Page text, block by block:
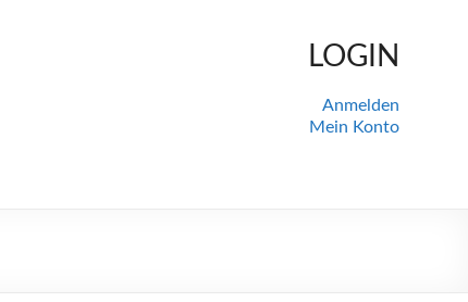
LOGIN
Anmelden
Mein Konto